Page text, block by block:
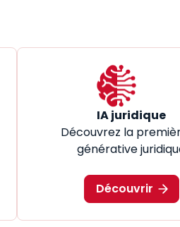
IA juridique
Découvrez la
générative
Découvrir